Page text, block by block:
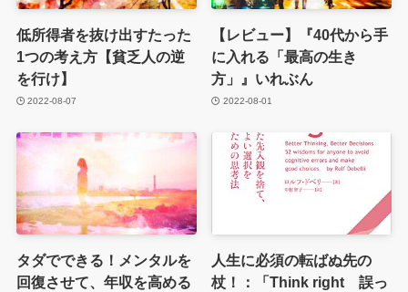
低所得者を抜け出すたった
1つの考え方【貧乏人の逆
を行け】
2022-08-07
【レビュー】『40代から手
に入れる「最高の生き
方」』いれぶん
2022-08-01
タダでできる！メンタルを
回復させて、年収を高める
人生に必須の転ばぬ先の
杖！：「Think right 誤っ